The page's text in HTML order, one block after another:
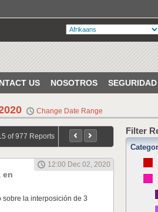
US NOSOTROS SEGURIDAD
Change Date Range
of 977 Reports
en
12:00 Dec 02, 2020
sobre la interposición de 3
Filter